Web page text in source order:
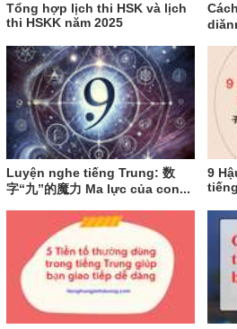
Tổng hợp lịch thi HSK và lịch
thi HSKK năm 2025
Luyện nghe tiếng Trung: 数
字“九”的魔力 Ma lực của con...
9